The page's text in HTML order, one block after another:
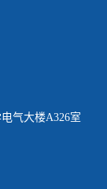
气大楼A326室